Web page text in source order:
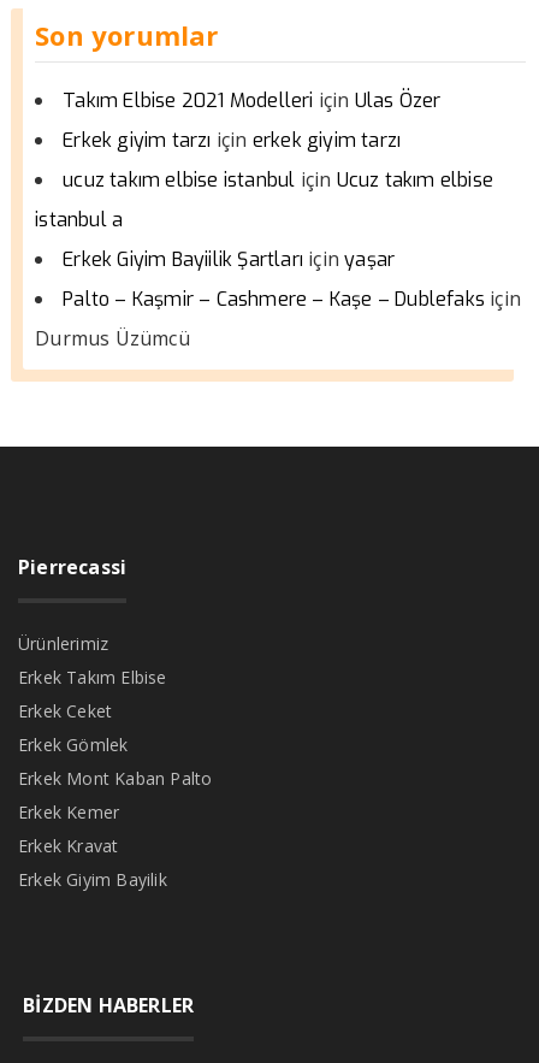
Son yorumlar
Takım Elbise 2021 Modelleri için Ulas Özer
Erkek giyim tarzı için erkek giyim tarzı
ucuz takım elbise istanbul için Ucuz takım elbise
istanbul a
Erkek Giyim Bayiilik Şartları içinyaşar
Palto – Kaşmir – Cashmere – Kaşe – Dublefaks için
Durmus Üzümcü
Pierrecassi
Ürünlerimiz
Erkek Takım Elbise
Erkek Ceket
Erkek Gömlek
Erkek Mont Kaban Palto
Erkek Kemer
Erkek Kravat
Erkek Giyim Bayilik
BİZDEN HABERLER